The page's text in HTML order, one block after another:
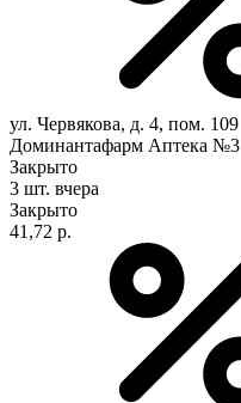
ул. Червякова, д. 4, пом. 109
Доминантафарм Аптека №3
Закрыто
3 шт. вчера
Закрыто
41,72 р.